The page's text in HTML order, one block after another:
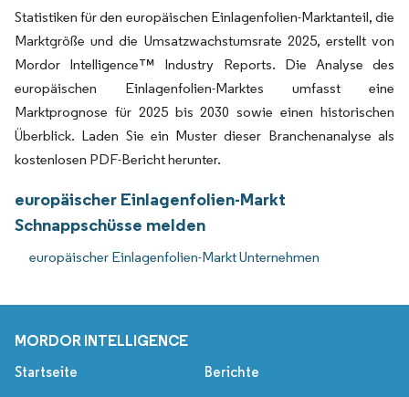
Statistiken für den europäischen Einlagenfolien-Marktanteil, die
Marktgröße und die Umsatzwachstumsrate 2025, erstellt von
Mordor Intelligence™ Industry Reports. Die Analyse des
europäischen Einlagenfolien-Marktes umfasst eine
Marktprognose für 2025 bis 2030 sowie einen historischen
Überblick. Laden Sie ein Muster dieser Branchenanalyse als
kostenlosen PDF-Bericht herunter.
europäischer Einlagenfolien-Markt
Schnappschüsse melden
europäischer Einlagenfolien-Markt Unternehmen
MORDOR INTELLIGENCE
Startseite Berichte